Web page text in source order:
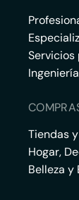
Servicios
Tiendas
Hogar,
Belleza y